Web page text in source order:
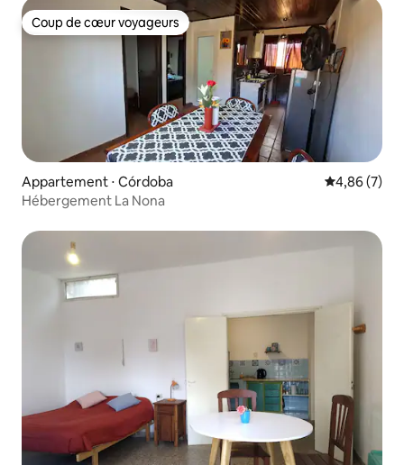
Coup de cœur voyageurs
Coup de cœur voyageurs
Appartement ⋅ Córdoba Évaluation
4,86 (7)
Hébergement La Nona